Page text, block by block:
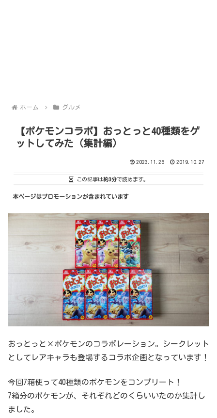
ホーム グルメ
【ポケモンコラボ】おっとっと40種類をゲ
ットしてみた（集計編）
2023.11.26 2019.10.27
この記事は約3分で読めます。
本ページはプロモーションが含まれています
おっとっと×ポケモンのコラボレーション。シークレット
としてレアキャラも登場するコラボ企画となっています！
今回7箱使って40種類のポケモンをコンプリート！
7箱分のポケモンが、それぞれどのくらいいたのか集計し
ました。